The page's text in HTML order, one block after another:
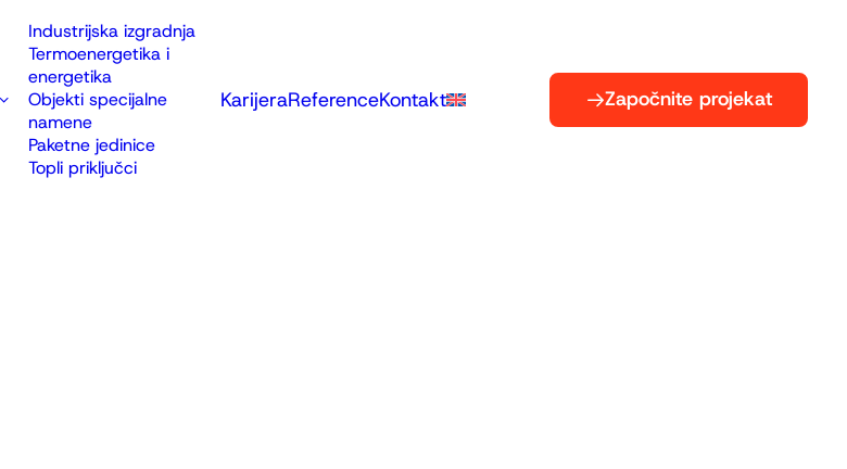
Industrijska izgradnja
Termoenergetika i
energetika
Objekti specijalne
namene
Paketne jedinice
Topli priključci
KarijeraReferenceKontakt Započnite projekat